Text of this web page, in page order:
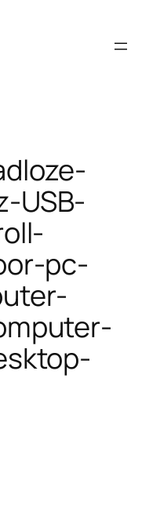
USB-
pc-